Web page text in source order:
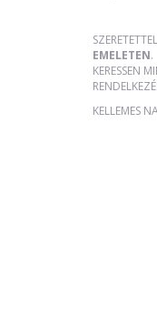
EMELETEN.
KERESSEN
KELLEMES